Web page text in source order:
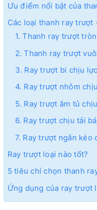
Ưu điểm nổi bật của
Các loại thanh ray trượt
1. Thanh ray trượt
2. Thanh ray trượt
3. Ray trượt bi chịu lực
4. Ray trượt nhôm
5. Ray trượt âm tủ
6. Ray trượt chịu tải
7. Ray trượt ngắn kéo
Ray trượt loại nào tốt?
5 tiêu chí chọn thanh
Ứng dụng của ray trượt